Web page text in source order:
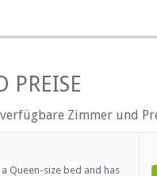
PREISE
Zimmer und
Queen-size bed and has